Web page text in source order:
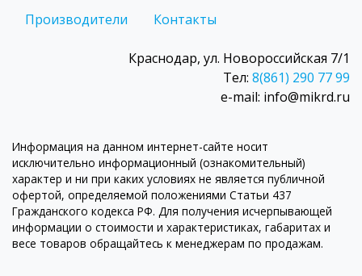
Производители
Контакты
Краснодар, ул. Новороссийская 7/1
Тел: 8(861) 290 77 99
e-mail: info@mikrd.ru
Информация на данном интернет-сайте носит
исключительно информационный (ознакомительный)
характер и ни при каких условиях не является публичной
офертой, определяемой положениями Статьи 437
Гражданского кодекса РФ. Для получения исчерпывающей
информации о стоимости и характеристиках, габаритах и
весе товаров обращайтесь к менеджерам по продажам.